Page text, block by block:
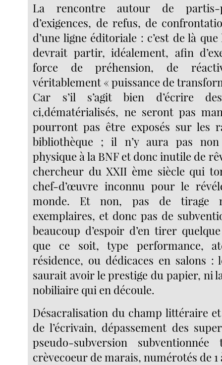
La rencontre autour de partis-
d’exigences, de refus, de
d’une ligne éditoriale : c’est de là
devrait partir, idéalement, afin
force de préhension, de
véritablement « puissance de
Car s’il s’agit bien d’écrire
ci,dématérialisés, ne seront pas
pourront pas être exposés sur les
bibliothèque ; il n’y aura pas
physique à la BNF et donc inutile de
chercheur du XXII ème siècle qui
chef-d’œuvre inconnu pour le
monde. Et non, pas de tirage
exemplaires, et donc pas de
beaucoup d’espoir d’en tirer
que ce soit, type performance,
résidence, ou dédicaces en salons :
saurait avoir le prestige du papier, ni
nobiliaire qui en découle.
Désacralisation du champ littéraire
de l’écrivain, dépassement des
pseudo-subversion
crèvecoeur de marais, numérotés de 1